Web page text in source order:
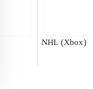
NHL (Xbox)